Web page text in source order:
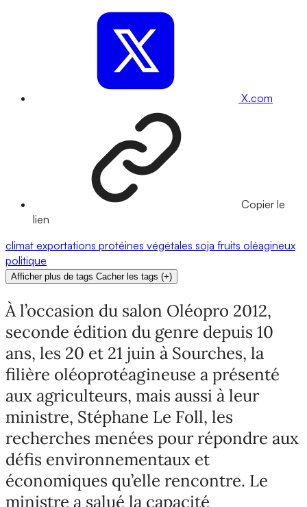
X.com
Copier le
lien
climat exportations protéines végétales soja fruits oléagineux
politique
Afficher plus de tags Cacher les tags (+)
À l’occasion du salon Oléopro 2012,
seconde édition du genre depuis 10
ans, les 20 et 21 juin à Sourches, la
filière oléoprotéagineuse a présenté
aux agriculteurs, mais aussi à leur
ministre, Stéphane Le Foll, les
recherches menées pour répondre aux
défis environnementaux et
économiques qu’elle rencontre. Le
ministre a salué la capacité